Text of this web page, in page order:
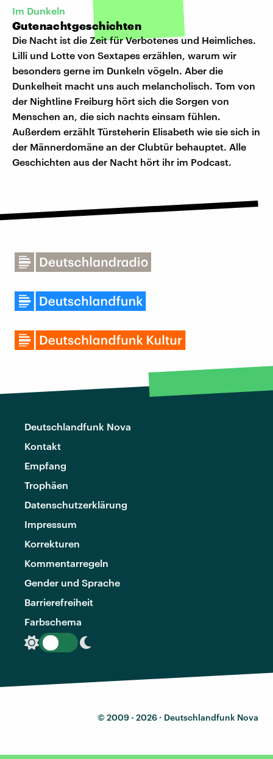
Im Dunkeln
Gutenachtgeschichten
Die Nacht ist die Zeit für Verbotenes und Heimliches.
Lilli und Lotte von Sextapes erzählen, warum wir
besonders gerne im Dunkeln vögeln. Aber die
Dunkelheit macht uns auch melancholisch. Tom von
der Nightline Freiburg hört sich die Sorgen von
Menschen an, die sich nachts einsam fühlen.
Außerdem erzählt Türsteherin Elisabeth wie sie sich in
der Männerdomäne an der Clubtür behauptet. Alle
Geschichten aus der Nacht hört ihr im Podcast.
Deutschlandfunk Nova
Kontakt
Empfang
Trophäen
Datenschutzerklärung
Impressum
Korrekturen
Kommentarregeln
Gender und Sprache
Barrierefreiheit
Farbschema
© 2009 - 2026 · Deutschlandfunk Nova